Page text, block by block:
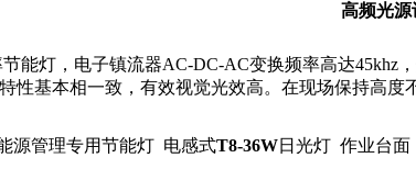
高频光源
能灯，电子镇流器AC-DC-AC变换频率高达45khz
性基本相一致，有效视觉光效高。在现场保持高度
源管理专用节能灯 电感式T8-36W日光灯 作业台面